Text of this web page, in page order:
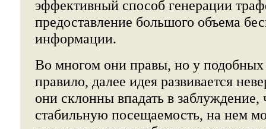
эффективный способ генерации
предоставление большого объема
информации.
Во многом они правы, но у подобных
правило, далее идея развивается
они склонны впадать в заблуждение,
стабильную посещаемость, на нем